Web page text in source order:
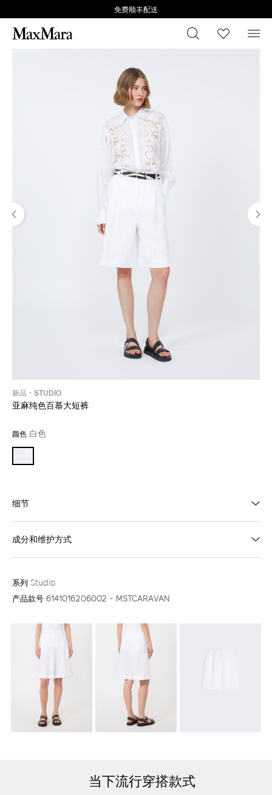
免费顺丰配送
搜索 心愿清
菜
新品 STUDIO
亚麻纯色百慕大短裤
颜色 白色
细节
成分和维护方式
系列 Studio
产品款号 6141016206002 - MSTCARAVAN
当下流行穿搭款式